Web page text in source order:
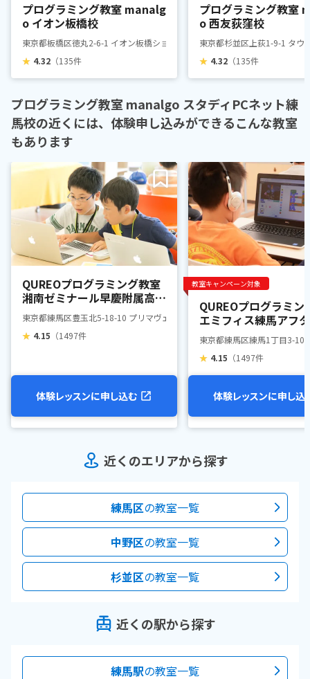
プログラミング教室 manalg
o イオン板橋校
東京都板橋区徳丸2-6-1 イオン板橋ショッピングセンター2F ハロー！パソコ
★ 4.32 （135件
プログラミング教室
o 西友荻窪校
東京都杉並区上荻1-9-1 タウ
★ 4.32 （135件
プログラミング教室 manalgo スタディPCネット練
馬校の近くには、体験申し込みができるこんな教室
もあります
QUREOプログラミング教室
湘南ゼミナール早慶附属高コ
ース練馬駅前校
東京都練馬区豊玉北5-18-10 プリマヴェーラ 3F
★ 4.15 （1497件
体験レッスンに申し込む
教室キャンペーン対象
QUREOプログラミン
エミフィス練馬アフ
ール エミフィス練馬
東京都練馬区練馬1丁目3-10
★ 4.15 （1497件
体験レッスンに申し込
近くのエリアから探す
練馬区の教室一覧
中野区の教室一覧
杉並区の教室一覧
近くの駅から探す
練馬駅の教室一覧